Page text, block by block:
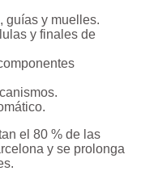
guías y muelles.
y finales de
el 80 % de las
y se prolonga